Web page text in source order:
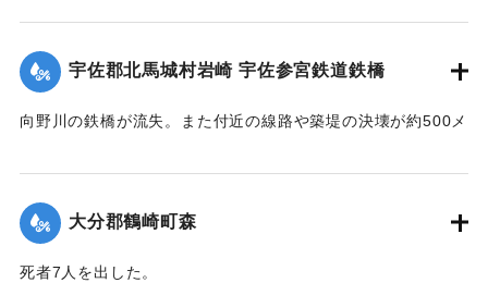
｜固有コード:
｜固有コード:00481072
｜固有コード:
宇佐郡北馬城村岩崎 宇佐参宮鉄道鉄橋
向野川の鉄橋が流失。また付近の線路や築堤の決壊が約500メ
｜固有コード:
大分郡鶴崎町森
死者7人を出した。